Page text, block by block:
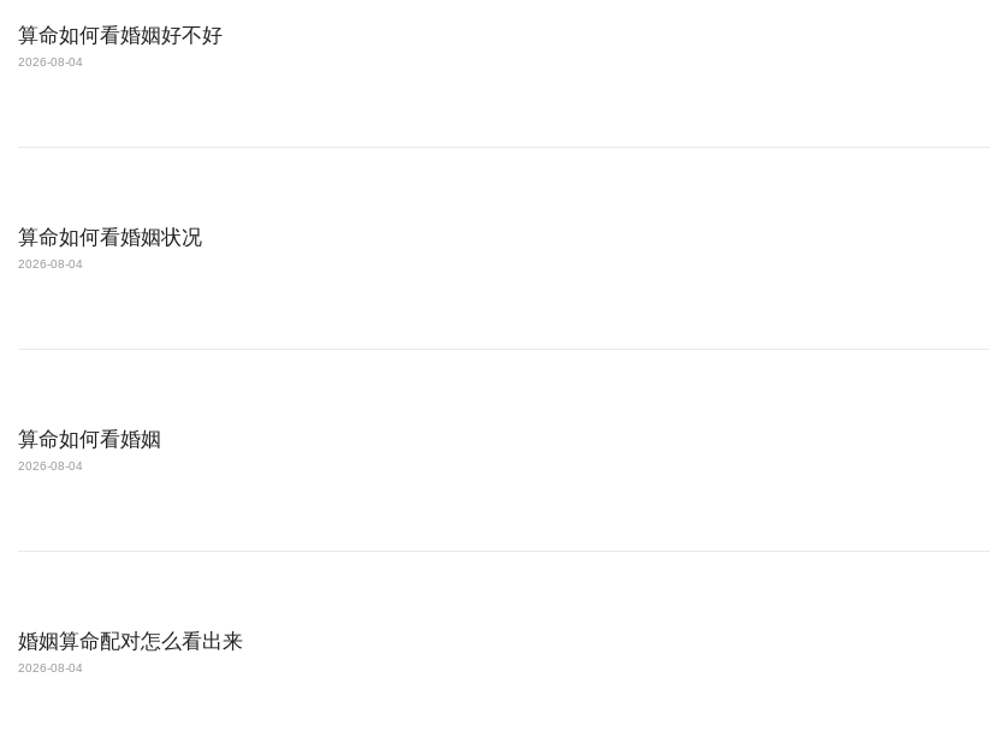
算命如何看婚姻好不好
2026-08-04
算命如何看婚姻状况
2026-08-04
算命如何看婚姻
2026-08-04
婚姻算命配对怎么看出来
2026-08-04